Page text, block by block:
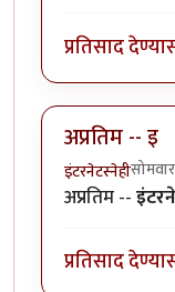
प्रतिसाद
अप्रतिम -- इ
इंटरनेटस्नेही
अप्रतिम --
प्रतिसाद